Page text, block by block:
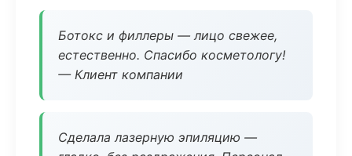
Ботокс и филлеры — лицо свежее,
естественно. Спасибо косметологу!
— Клиент компании
Сделала лазерную эпиляцию —